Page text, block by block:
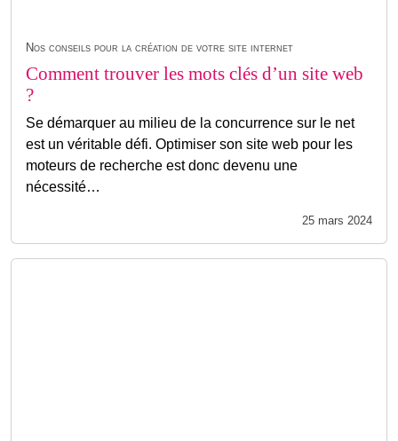
Nos conseils pour la création de votre site internet
Comment trouver les mots clés d’un site web
?
Se démarquer au milieu de la concurrence sur le net
est un véritable défi. Optimiser son site web pour les
moteurs de recherche est donc devenu une
nécessité…
25 mars 2024